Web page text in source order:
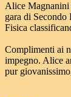
Alice Magnanini
gara di
Fisica
Complimenti ai
impegno. Alice
pur